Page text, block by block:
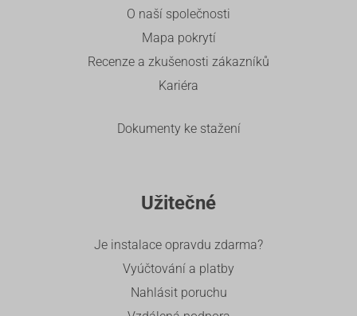
O naší společnosti
Mapa pokrytí
Recenze a zkušenosti zákazníků
Kariéra
Dokumenty ke stažení
Užitečné
Je instalace opravdu zdarma?
Vyúčtování a platby
Nahlásit poruchu